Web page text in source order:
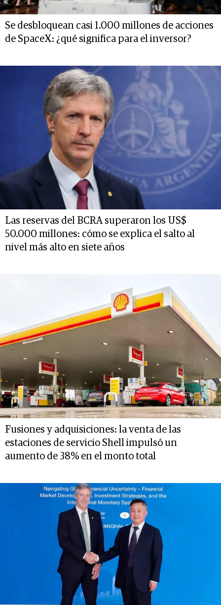
Se desbloquean casi 1.000 millones de acciones
de SpaceX: ¿qué significa para el inversor?
Las reservas del BCRA superaron los US$
50.000 millones: cómo se explica el salto al
nivel más alto en siete años
Fusiones y adquisiciones: la venta de las
estaciones de servicio Shell impulsó un
aumento de 38% en el monto total